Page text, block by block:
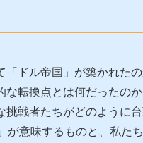
ドル帝国」が築かれたの
転換点とは何だったのか
戦者たちがどのように台
が意味するものと、私た